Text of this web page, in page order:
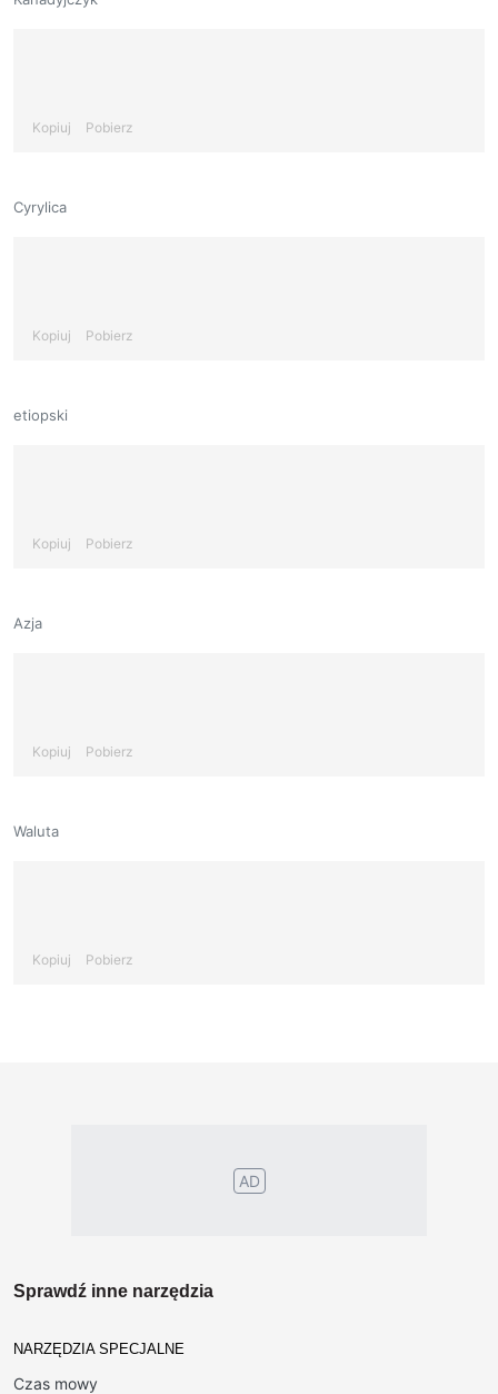
Kopiuj Pobierz
Cyrylica
Kopiuj Pobierz
etiopski
Kopiuj Pobierz
Azja
Kopiuj Pobierz
Waluta
Kopiuj Pobierz
AD
Sprawdź inne narzędzia
NARZĘDZIA SPECJALNE
Czas mowy